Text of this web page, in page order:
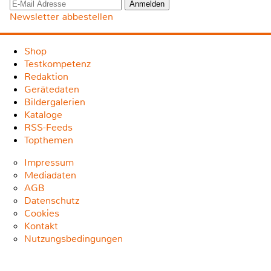
Newsletter abbestellen
Shop
Testkompetenz
Redaktion
Gerätedaten
Bildergalerien
Kataloge
RSS-Feeds
Topthemen
Impressum
Mediadaten
AGB
Datenschutz
Cookies
Kontakt
Nutzungsbedingungen